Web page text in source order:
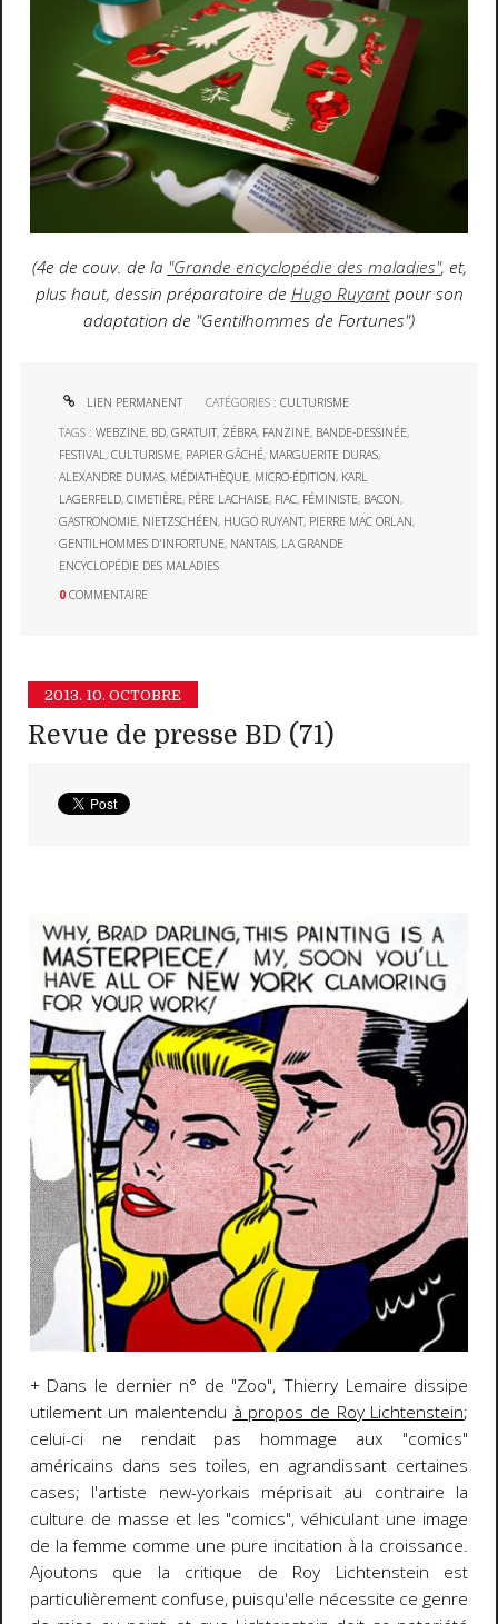
(4e de couv. de la "Grande encyclopédie des maladies", et,
plus haut, dessin préparatoire de Hugo Ruyantpour son
adaptation de "Gentilhommes de Fortunes")
LIEN PERMANENT CATÉGORIES :CULTURISME
TAGS :WEBZINE, BD,GRATUIT, ZÉBRA, FANZINE, BANDE-DESSINÉE,
FESTIVAL,CULTURISME, PAPIER GÂCHÉ, MARGUERITE DURAS,
ALEXANDRE DUMAS, MÉDIATHÈQUE, MICRO-ÉDITION, KARL
LAGERFELD,CIMETIÈRE, PÈRE LACHAISE, FIAC, FÉMINISTE, BACON,
GASTRONOMIE, NIETZSCHÉEN, HUGO RUYANT, PIERRE MAC ORLAN,
GENTILHOMMES D'INFORTUNE, NANTAIS, LA GRANDE
ENCYCLOPÉDIE DES MALADIES
0 COMMENTAIRE
2013. 10. OCTOBRE
Revue de presse BD (71)
+ Dans le dernier n° de "Zoo", Thierry Lemaire dissipe
utilement un malentendu à propos de Roy Lichtenstein;
celui-ci ne rendait pas hommage aux "comics"
américains dans ses toiles, en agrandissant certaines
cases; l'artiste new-yorkais méprisait au contraire la
culture de masse et les "comics", véhiculant une image
de la femme comme une pure incitation à la croissance.
Ajoutons que la critique de Roy Lichtenstein est
particulièrement confuse, puisqu'elle nécessite ce genre